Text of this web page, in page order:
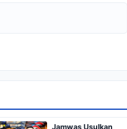
Jamwas Usulkan